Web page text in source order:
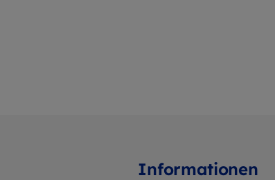
Informationen